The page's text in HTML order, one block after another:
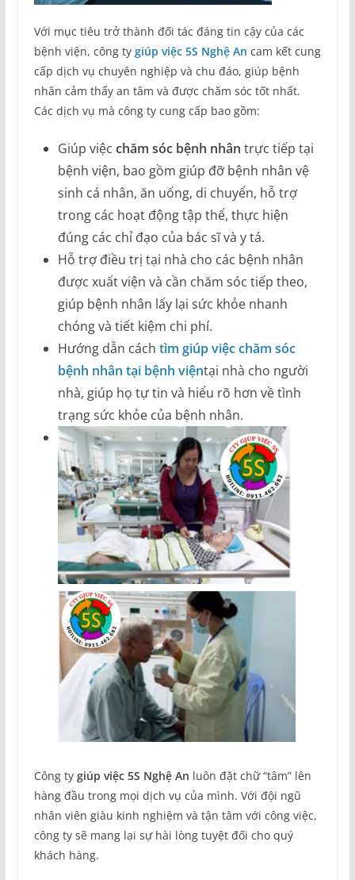
Với mục tiêu trở thành đối tác đáng tin cậy của các
bệnh viện, công ty giúp việc 5S Nghệ An cam kết cung
cấp dịch vụ chuyên nghiệp và chu đáo, giúp bệnh
nhân cảm thấy an tâm và được chăm sóc tốt nhất.
Các dịch vụ mà công ty cung cấp bao gồm:
Giúp việc chăm sóc bệnh nhân trực tiếp tại
bệnh viện, bao gồm giúp đỡ bệnh nhân vệ
sinh cá nhân, ăn uống, di chuyển, hỗ trợ
trong các hoạt động tập thể, thực hiện
đúng các chỉ đạo của bác sĩ và y tá.
Hỗ trợ điều trị tại nhà cho các bệnh nhân
được xuất viện và cần chăm sóc tiếp theo,
giúp bệnh nhân lấy lại sức khỏe nhanh
chóng và tiết kiệm chi phí.
Hướng dẫn cách tìm giúp việc chăm sóc
bệnh nhân tại bệnh việntại nhà cho người
nhà, giúp họ tự tin và hiểu rõ hơn về tình
trạng sức khỏe của bệnh nhân.
Công ty giúp việc 5S Nghệ An luôn đặt chữ “tâm” lên
hàng đầu trong mọi dịch vụ của mình. Với đội ngũ
nhân viên giàu kinh nghiệm và tận tâm với công việc,
công ty sẽ mang lại sự hài lòng tuyệt đối cho quý
khách hàng.